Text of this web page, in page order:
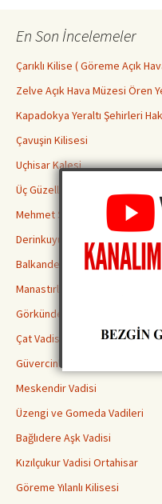
En Son İncelemeler
Çarıklı Kilise ( Göreme Açık
Zelve Açık Hava Müzesi Ören
Kapadokya Yeraltı Şehirleri
Çavuşin Kilisesi
Uçhisar Kalesi
Üç Güzeller Peri Bacaları
Mehmet Şakir Paşa Medresesi
Derinkuyu Yeraltı Şehri
Balkanderesi Vadisi
Manastırlar Vadisi
Görkündere Vadisi
Çat Vadisi
Güvercinlik Vadisi
Meskendir Vadisi
Üzengi ve Gomeda Vadileri
Bağlıdere Aşk Vadisi
Kızılçukur Vadisi Ortahisar
Göreme Yılanlı Kilisesi